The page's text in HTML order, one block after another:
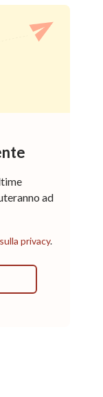
ad
privacy.